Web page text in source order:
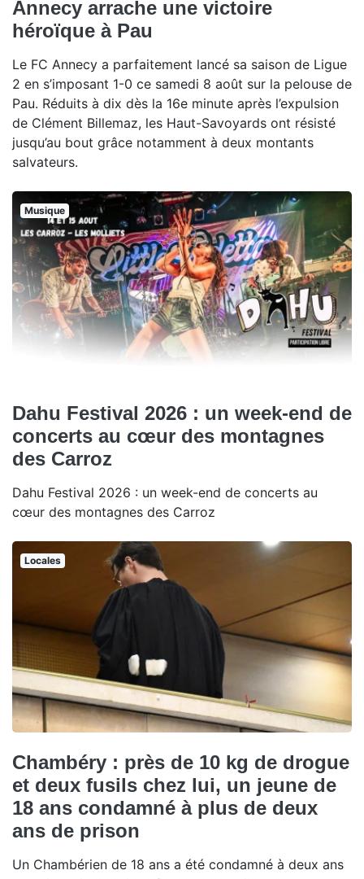
Annecy arrache une victoire
héroïque à Pau
Le FC Annecy a parfaitement lancé sa saison de Ligue
2 en s’imposant 1-0 ce samedi 8 août sur la pelouse de
Pau. Réduits à dix dès la 16e minute après l’expulsion
de Clément Billemaz, les Haut-Savoyards ont résisté
jusqu’au bout grâce notamment à deux montants
salvateurs.
Musique
Dahu Festival 2026 : un week-end de
concerts au cœur des montagnes
des Carroz
Dahu Festival 2026 : un week-end de concerts au
cœur des montagnes des Carroz
Locales
Chambéry : près de 10 kg de drogue
et deux fusils chez lui, un jeune de
18 ans condamné à plus de deux
ans de prison
Un Chambérien de 18 ans a été condamné à deux ans